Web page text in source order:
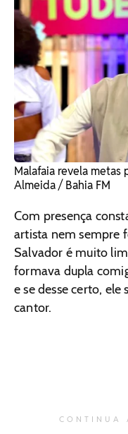
Malafaia revela metas
Almeida / Bahia FM
Com presença
artista nem sempre
Salvador é muito
formava dupla
e se desse certo, ele
cantor.
CONTINUA